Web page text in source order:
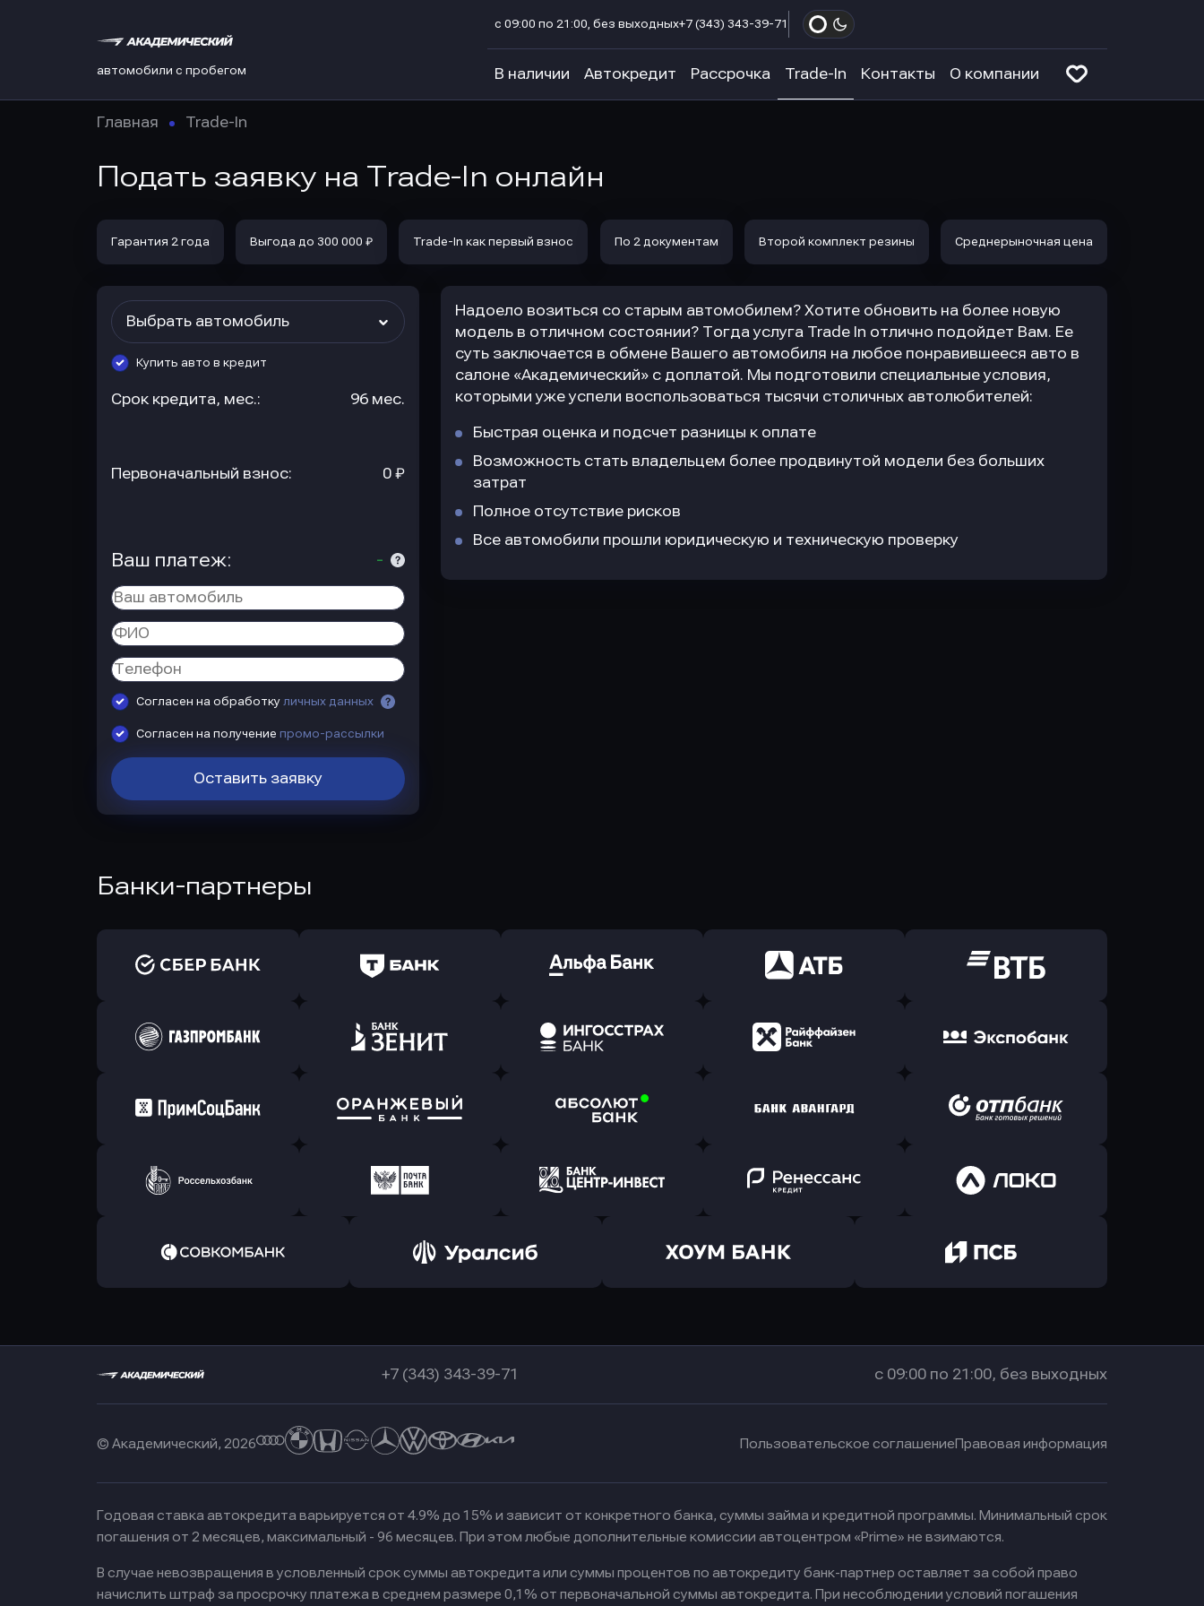
автомобили с пробегом
с 09:00 по 21:00, без выходных+7 (343) 343-39-71
В наличии Автокредит Рассрочка Trade-In Контакты О компании
Главная Trade-In
Подать заявку на Trade-In онлайн
Гарантия 2 года Выгода до 300 000 ₽ Trade-In как первый взнос По 2 документам Второй комплект резины Среднерыночная цена
Выбрать автомобиль
Купить авто в кредит
Срок кредита, мес.: 96 мес.
Первоначальный взнос: 0 ₽
Ваш платеж: -
Согласен на обработку личных данных
Согласен на получение промо-рассылки
Оставить заявку
Надоело возиться со старым автомобилем? Хотите обновить на более новую
модель в отличном состоянии? Тогда услуга Trade In отлично подойдет Вам. Ее
суть заключается в обмене Вашего автомобиля на любое понравившееся авто в
салоне «Академический» с доплатой. Мы подготовили специальные условия,
которыми уже успели воспользоваться тысячи столичных автолюбителей:
Быстрая оценка и подсчет разницы к оплате
Возможность стать владельцем более продвинутой модели без больших
затрат
Полное отсутствие рисков
Все автомобили прошли юридическую и техническую проверку
Банки-партнеры
Оправить заявку
в Сбербанк
Оправить заявку
в Т-Банк (Тинькофф)
Оправить заявку
в Альфа-Банк
Оправить заявку
в АТБ Банк
в ВТБ
Оправить заявку
в Газпромбанк
Оправить заявку
в Зенит Банк
Оправить заявку
в Ингосстрах Банк
в Райффайзен Банк
Оправить заявку
в Экспобанк
Оправить заявку
в Примсоцбанк
Оправить заявку
в Банк Оранжевый
Оправить заявку
в Абсолют Банк
Оправить заявку
в Банк Авангард
Оправить заявку
в ОТП БАНК
Оправить заявку
в РоссельхозБанк
Оправить заявку
в Почта Банк
Оправить заявку
Оправить заявку
в Ренессанс Банк
Оправить заявку
в Локо-Банк
+7 (343) 343-39-71 с 09:00 по 21:00, без выходных
© Академический, 2026 Пользовательское соглашениеПравовая информация
Годовая ставка автокредита варьируется от 4.9% до 15% и зависит от конкретного банка, суммы займа и кредитной программы. Минимальный срок
погашения от 2 месяцев, максимальный - 96 месяцев. При этом любые дополнительные комиссии автоцентром «Prime» не взимаются.
В случае невозвращения в условленный срок суммы автокредита или суммы процентов по автокредиту банк-партнер оставляет за собой право
начислить штраф за просрочку платежа в среднем размере 0,1% от первоначальной суммы автокредита. При несоблюдении условий погашения